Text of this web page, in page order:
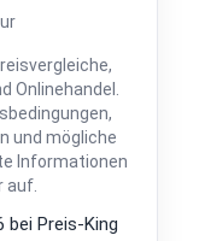
Onlinehandel.
und mögliche
Informationen
auf.
Preis-King